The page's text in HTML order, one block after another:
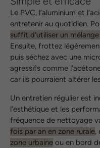
Le PVC, l’aluminium et
entretenir au quotidien.
suffit d’utiliser un
Ensuite, frottez
puis séchez avec une
agressifs comme
car ils pourraient altérer
Un entretien régulier est
l’esthétique et les
fréquence de nettoyage
fois par an en zone rurale,
zone urbaine ou en bord